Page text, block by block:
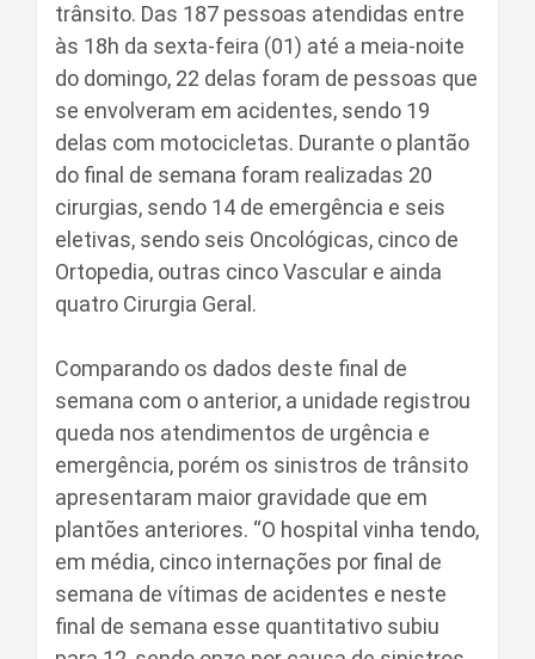
trânsito. Das 187 pessoas atendidas entre
às 18h da sexta-feira (01) até a meia-noite
do domingo, 22 delas foram de pessoas que
se envolveram em acidentes, sendo 19
delas com motocicletas. Durante o plantão
do final de semana foram realizadas 20
cirurgias, sendo 14 de emergência e seis
eletivas, sendo seis Oncológicas, cinco de
Ortopedia, outras cinco Vascular e ainda
quatro Cirurgia Geral.
Comparando os dados deste final de
semana com o anterior, a unidade registrou
queda nos atendimentos de urgência e
emergência, porém os sinistros de trânsito
apresentaram maior gravidade que em
plantões anteriores. “O hospital vinha tendo,
em média, cinco internações por final de
semana de vítimas de acidentes e neste
final de semana esse quantitativo subiu